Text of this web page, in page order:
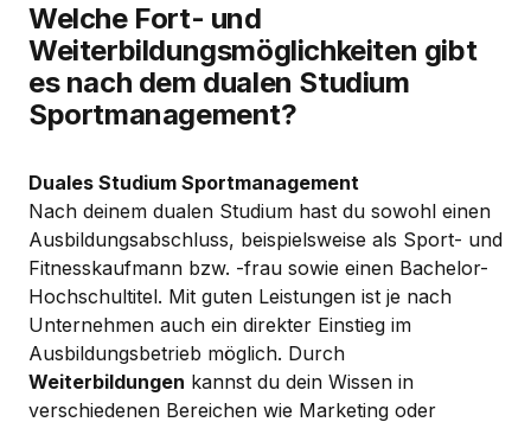
Welche Fort- und
Weiterbildungsmöglichkeiten gibt
es nach dem dualen Studium
Sportmanagement?
Duales Studium Sportmanagement
Nach deinem dualen Studium hast du sowohl einen
Ausbildungsabschluss, beispielsweise als Sport- und
Fitnesskaufmann bzw. -frau sowie einen Bachelor-
Hochschultitel. Mit guten Leistungen ist je nach
Unternehmen auch ein direkter Einstieg im
Ausbildungsbetrieb möglich. Durch
Weiterbildungen kannst du dein Wissen in
verschiedenen Bereichen wie Marketing oder